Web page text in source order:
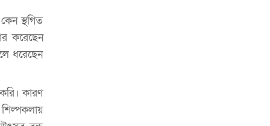
স্থগিত
করেছেন
ধরেছেন
কারণ